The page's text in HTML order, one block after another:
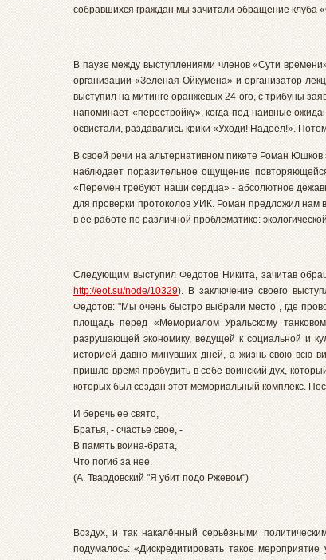
собравшихся граждан мы зачитали обращение
В паузе между выступлениями членов «Сути
организации «Зеленая Ойкумена» и организатор
выступил на митинге оранжевых 24-ого, с трибуны
напоминает «перестройку», когда под наивные
освистали, раздавались крики «Уходи! Надоел!».
В своей речи на альтернативном пикете Роман
наблюдает поразительное ощущение
«Перемен требуют наши сердца» - абсолютное
для проверки протоколов УИК. Роман предложил нам
в её работе по различной проблематике:
Следующим выступил Федотов Никита, зачитав
http://eot.su/node/10329). В заключение своего
Федотов: "Мы очень быстро выбрали место , где
площадь перед «Мемориалом Уральскому
разрушающей экономику, ведущей к социальной и
историей давно минувших дней, а жизнь свою всю
пришло время пробудить в себе воинский дух,
которых был создан этот мемориальный комплекс.
И беречь ее свято,
Братья, - счастье свое, -
В память воина-брата,
Что погиб за нее.
(А. Твардовский "Я убит подо Ржевом")
Воздух, и так накалённый серьёзными
подумалось: «Дискредитировать такое